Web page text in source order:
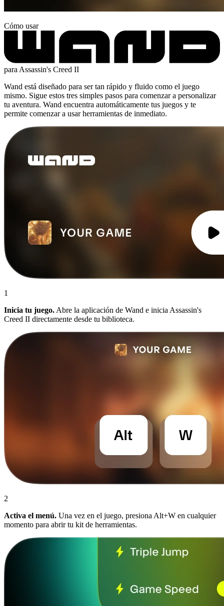
Cómo usar
para Assassin's Creed II
Wand está diseñado para ser tan rápido y fluido como el juego
mismo. Sigue estos tres simples pasos para comenzar a personalizar
tu aventura. Wand encuentra automáticamente tus juegos y te
permite comenzar a usar herramientas de inmediato.
1
Inicia tu juego. Abre la aplicación de Wand e inicia Assassin's
Creed II directamente desde tu biblioteca.
2
Activa el menú. Una vez en el juego, presiona Alt+W en cualquier
momento para abrir tu kit de herramientas.